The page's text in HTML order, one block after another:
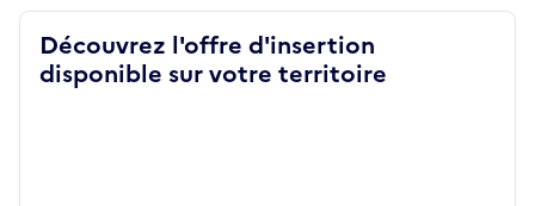
Découvrez l'offre d'insertion
disponible sur votre territoire